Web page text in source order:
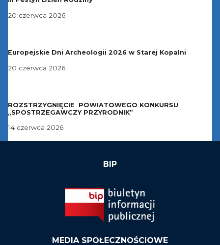
20 czerwca 2026
Europejskie Dni Archeologii 2026 w Starej Kopalni
20 czerwca 2026
ROZSTRZYGNIĘCIE POWIATOWEGO KONKURSU
„SPOSTRZEGAWCZY PRZYRODNIK”
14 czerwca 2026
BIP
MEDIA SPOŁECZNOŚCIOWE